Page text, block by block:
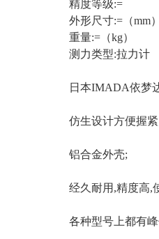
精度等级:=
外形尺寸:=（mm
重量:=（kg）
测力类型:拉力计
日本IMADA依梦
仿生设计方便握
铝合金外壳;
经久耐用,精度高,
各种型号上都有